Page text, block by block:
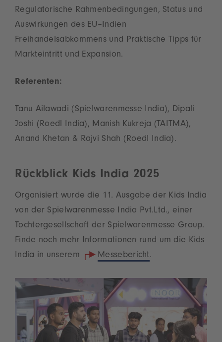
Regulatorische Rahmenbedingungen, Status und
Auswirkungen des EU–Indien
Freihandelsabkommens und Praktische Tipps für
Markteintritt und Expansion.
Referenten:
Tanu Ailawadi (Spielwarenmesse India), Dipali
Joshi (Roedl India), Manish Kukreja (TAITMA),
Anand Khetan & Rajvi Shah (Roedl India).
Rückblick Kids India 2025
Organisiert wurde die 11. Ausgabe der Kids India
von der Spielwarenmesse India Pvt.Ltd., einer
Tochtergesellschaft der Spielwarenmesse Group.
Finde noch mehr Informationen rund um die Kids
India in unserem
Messebericht.